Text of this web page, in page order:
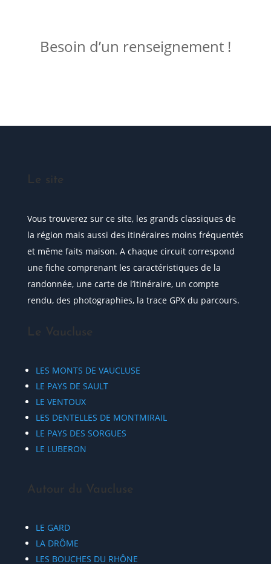
Besoin d’un renseignement !
Le site
Vous trouverez sur ce site, les grands classiques de
la région mais aussi des itinéraires moins fréquentés
et même faits maison. A chaque circuit correspond
une fiche comprenant les caractéristiques de la
randonnée, une carte de l’itinéraire, un compte
rendu, des photographies, la trace GPX du parcours.
Le Vaucluse
LES MONTS DE VAUCLUSE
LE PAYS DE SAULT
LE VENTOUX
LES DENTELLES DE MONTMIRAIL
LE PAYS DES SORGUES
LE LUBERON
Autour du Vaucluse
LE GARD
LA DRÔME
LES BOUCHES DU RHÔNE